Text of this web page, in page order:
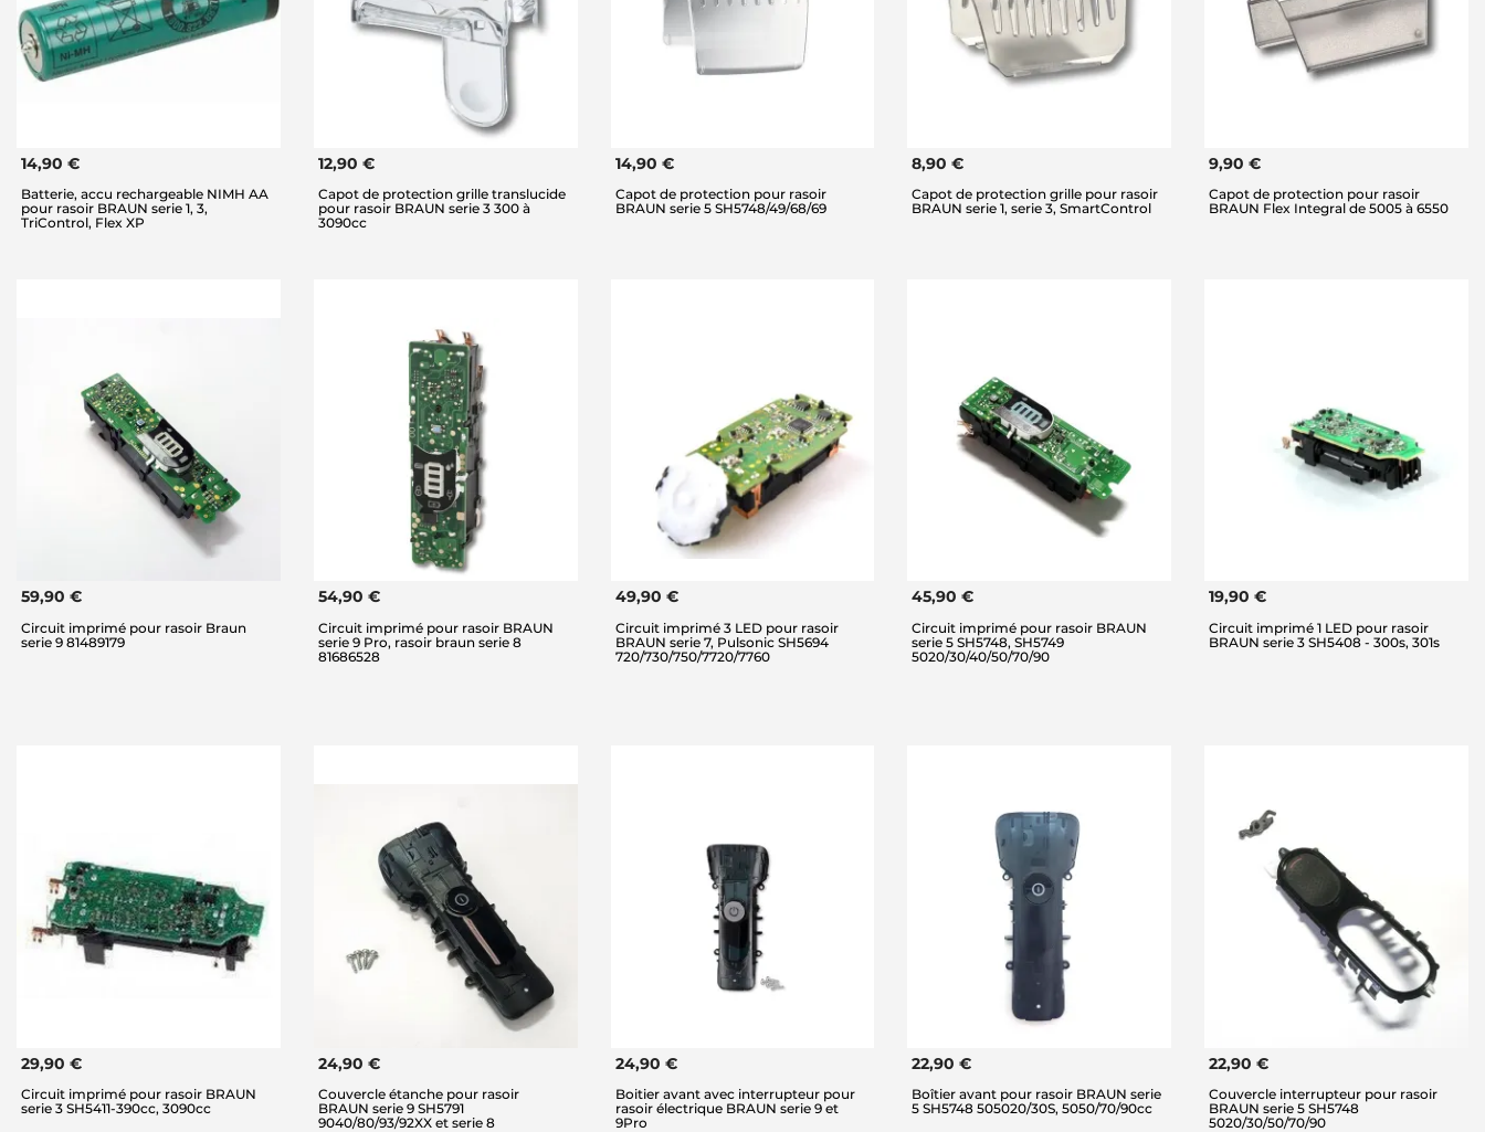
14,90 €
Batterie, accu rechargeable NIMH AA
pour rasoir BRAUN serie 1, 3,
TriControl, Flex XP
12,90 €
Capot de protection grille translucide
pour rasoir BRAUN serie 3 300 à
3090cc
14,90 €
Capot de protection pour rasoir
BRAUN serie 5 SH5748/49/68/69
8,90 €
Capot de protection grille pour rasoir
BRAUN serie 1, serie 3, SmartControl
9,90 €
Capot de protection pour rasoir
BRAUN Flex Integral de 5005 à 6550
59,90 €
Circuit imprimé pour rasoir Braun
serie 9 81489179
54,90 €
Circuit imprimé pour rasoir BRAUN
serie 9 Pro, rasoir braun serie 8
81686528
49,90 €
Circuit imprimé 3 LED pour rasoir
BRAUN serie 7, Pulsonic SH5694
720/730/750/7720/7760
45,90 €
Circuit imprimé pour rasoir BRAUN
serie 5 SH5748, SH5749
5020/30/40/50/70/90
19,90 €
Circuit imprimé 1 LED pour rasoir
BRAUN serie 3 SH5408 - 300s, 301s
29,90 €
Circuit imprimé pour rasoir BRAUN
serie 3 SH5411-390cc, 3090cc
24,90 €
Couvercle étanche pour rasoir
BRAUN serie 9 SH5791
9040/80/93/92XX et serie 8
24,90 €
Boitier avant avec interrupteur pour
rasoir électrique BRAUN serie 9 et
9Pro
22,90 €
Boîtier avant pour rasoir BRAUN serie
5 SH5748 505020/30S, 5050/70/90cc
22,90 €
Couvercle interrupteur pour rasoir
BRAUN serie 5 SH5748
5020/30/50/70/90